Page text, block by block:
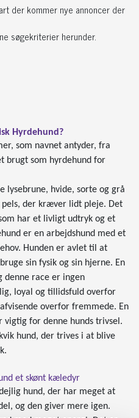
der kommer nye annoncer der
søgekriterier herunder.
Hyrdehund?
som navnet antyder, fra
brugt som hyrdehund for
lysebrune, hvide, sorte og grå
der kræver lidt pleje. Det
har et livligt udtryk og et
er en arbejdshund med et
Hunden er avlet til at
sin fysik og sin hjerne. En
denne race er ingen
loyal og tillidsfuld overfor
overfor fremmede. En
for denne hunds trivsel.
hund, der trives i at blive
et skønt kæledyr
hund, der har meget at
og den giver mere igen.